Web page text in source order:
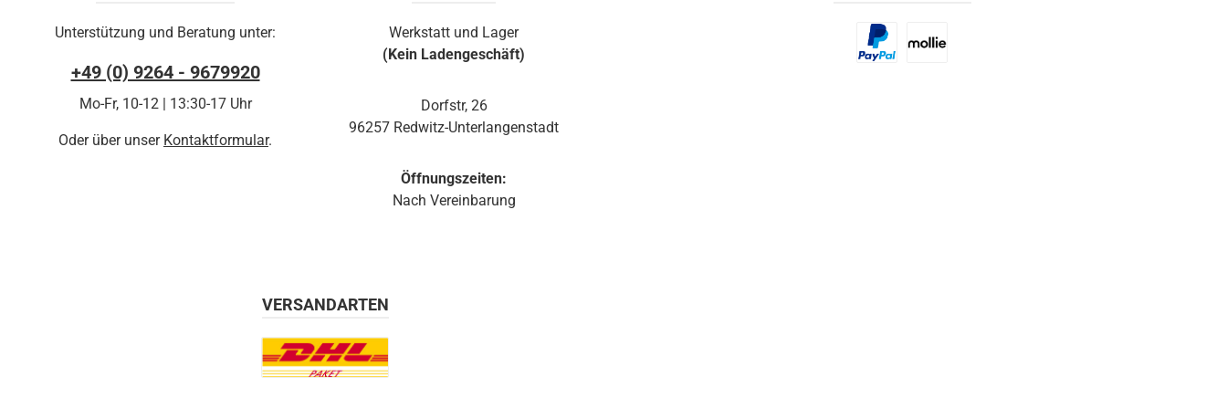
Ausrichtung des Monitors. Ein Wandhalter ist in der
JBL Control 1 Pro-WH integriert. Der Halter ist mit
Wandplatte des Halters eingebaut ist. Somit lässt
sich die JBL Control 1 Pro auch ohne optionale
Unterstützung und Beratung unter:
+49 (0) 9264 - 9679920
Mo-Fr, 10-12 | 13:30-17 Uhr
Oder über unser Kontaktformular.
Werkstatt und Lager
(Kein Ladengeschäft)
Dorfstr, 26
96257 Redwitz-Unterlangenstadt
Öffnungszeiten:
Nach Vereinbarung
VERSANDARTEN